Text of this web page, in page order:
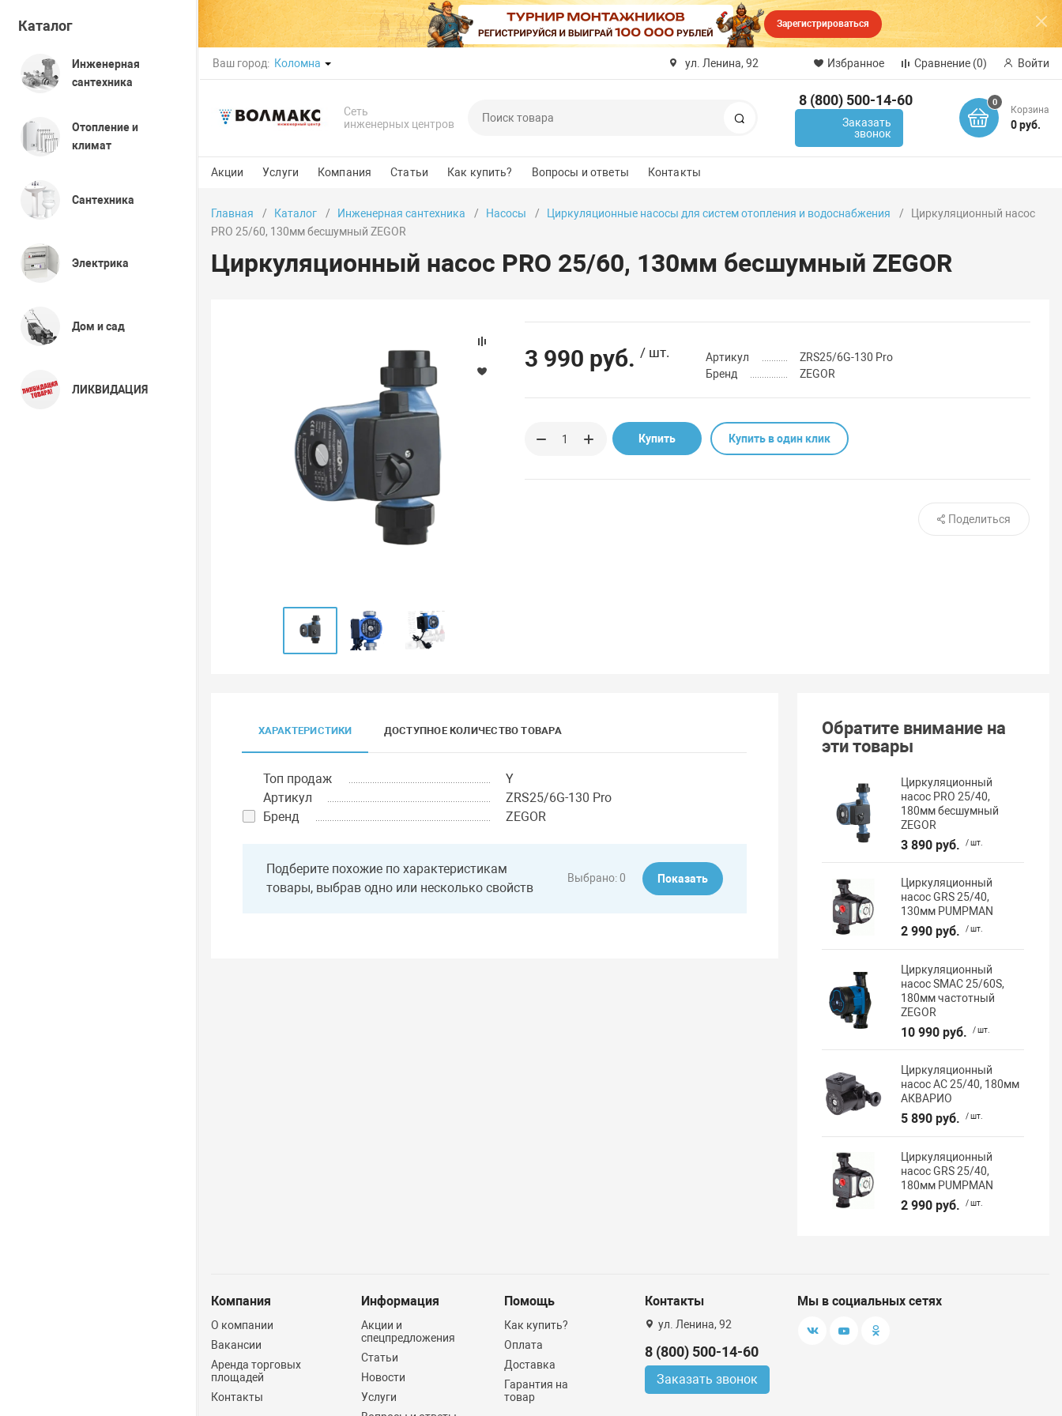
Зарегистрироваться
Ваш город: Коломна ул. Ленина, 92 Избранное Сравнение (0) Войти
Сеть
инженерных центров
8 (800) 500-14-60
Заказать
звонок
0
Корзина
0 руб.
Акции Услуги Компания Статьи Как купить? Вопросы и ответы Контакты
Каталог
Инженерная
сантехника
Отопление и
климат
Сантехника
Электрика
Дом и сад
ЛИКВИДАЦИЯ
Главная Каталог Инженерная сантехника Насосы Циркуляционные насосы для систем отопления и водоснабжения
Циркуляционный насос
PRO 25/60, 130мм бесшумный ZEGOR
Циркуляционный насос PRO 25/60, 130мм бесшумный ZEGOR
3 990 руб. / шт. Артикул
ZRS25/6G-130 Pro
Бренд
ZEGOR
Купить Купить в один клик
Поделиться
ХАРАКТЕРИСТИКИ ДОСТУПНОЕ КОЛИЧЕСТВО ТОВАРА
Топ продаж
Y
Артикул
ZRS25/6G-130 Pro
Бренд
ZEGOR
Подберите похожие по характеристикам
товары, выбрав одно или несколько свойств
Выбрано:0 Показать
Обратите внимание на
эти товары
Циркуляционный
насос PRO 25/40,
180мм бесшумный
ZEGOR
3 890 руб. / шт.
Циркуляционный
насос GRS 25/40,
130мм PUMPMAN
2 990 руб. / шт.
Циркуляционный
насос SMAC 25/60S,
180мм частотный
ZEGOR
10 990 руб. / шт.
Циркуляционный
насос AC 25/40, 180мм
АКВАРИО
5 890 руб. / шт.
Циркуляционный
насос GRS 25/40,
180мм PUMPMAN
2 990 руб. / шт.
Компания
О компании
Вакансии
Аренда торговых
площадей
Контакты
Информация
Акции и
спецпредложения
Статьи
Новости
Услуги
Помощь
Как купить?
Оплата
Доставка
Гарантия на
товар
Контакты
ул. Ленина, 92
8 (800) 500-14-60
Заказать звонок
Мы в социальных сетях